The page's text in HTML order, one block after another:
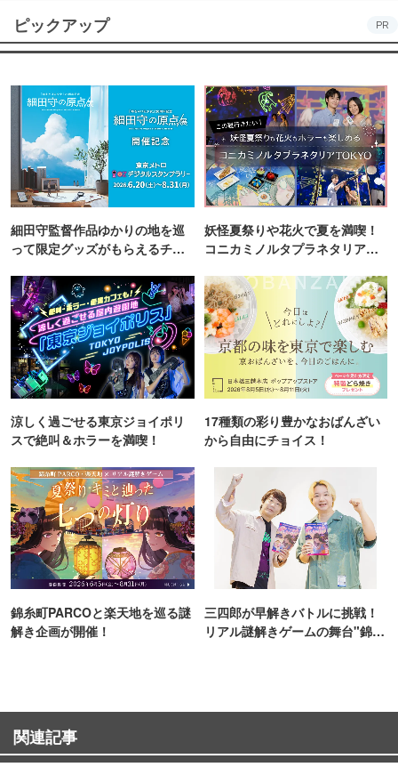
ピックアップ PR
細田守監督作品ゆかりの地を巡
って限定グッズがもらえるチャ
妖怪夏祭りや花火で夏を満喫！
コニカミノルタプラネタリア
涼しく過ごせる東京ジョイポリ
スで絶叫＆ホラーを満喫！
17種類の彩り豊かなおばんざい
から自由にチョイス！
錦糸町PARCOと楽天地を巡る謎
解き企画が開催！
三四郎が早解きバトルに挑戦！
リアル謎解きゲームの舞台"錦糸
関連記事